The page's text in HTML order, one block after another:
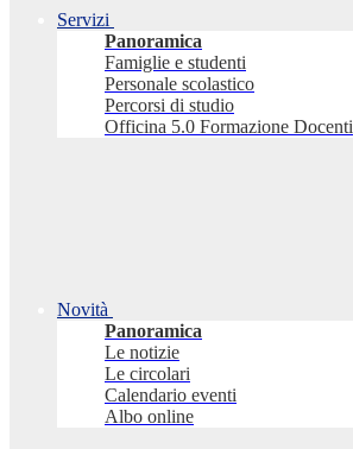
Servizi
Panoramica
Famiglie e studenti
Personale scolastico
Percorsi di studio
Officina 5.0 Formazione Docenti
Novità
Panoramica
Le notizie
Le circolari
Calendario eventi
Albo online